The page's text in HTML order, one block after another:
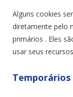
Alguns cookies
diretamente pelo
primários . Eles
usar seus
Temporários